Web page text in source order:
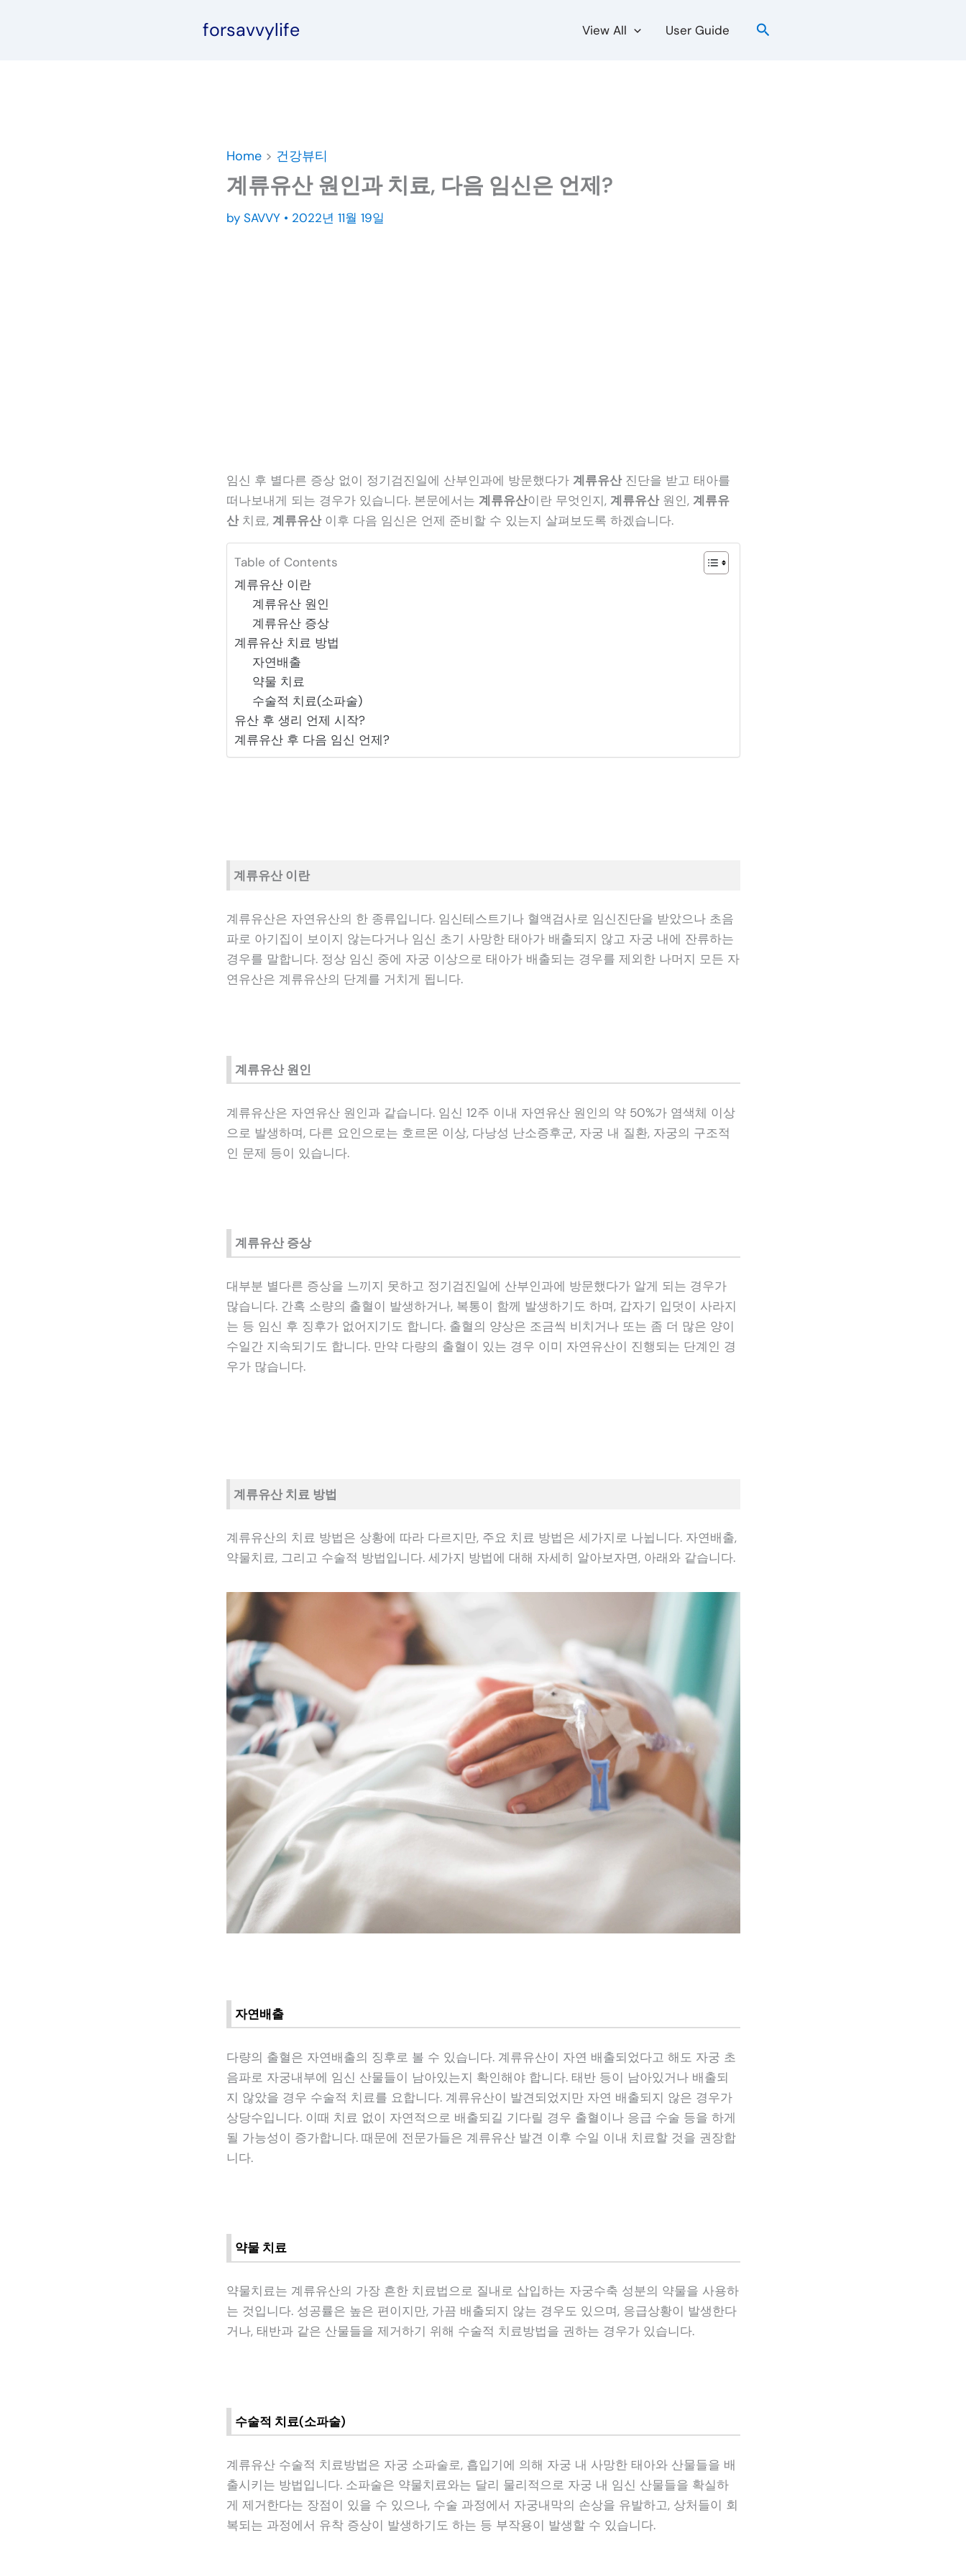
forsavvylife View All User Guide
검
Home> 건강뷰티
계류유산 원인과 치료, 다음 임신은 언제?
by SAVVY • 2022년 11월 19일
임신 후 별다른 증상 없이 정기검진일에 산부인과에 방문했다가 계류유산진단을 받고 태아를
떠나보내게 되는 경우가 있습니다. 본문에서는 계류유산이란 무엇인지, 계류유산원인, 계류유
산치료, 계류유산이후 다음 임신은 언제 준비할 수 있는지 살펴보도록 하겠습니다.
Table of Contents
계류유산 이란
계류유산 원인
계류유산 증상
계류유산 치료 방법
자연배출
약물 치료
수술적 치료(소파술)
유산 후 생리 언제 시작?
계류유산 후 다음 임신 언제?
계류유산 이란
계류유산은 자연유산의 한 종류입니다. 임신테스트기나 혈액검사로 임신진단을 받았으나 초음
파로 아기집이 보이지 않는다거나 임신 초기 사망한 태아가 배출되지 않고 자궁 내에 잔류하는
경우를 말합니다. 정상 임신 중에 자궁 이상으로 태아가 배출되는 경우를 제외한 나머지 모든 자
연유산은 계류유산의 단계를 거치게 됩니다.
계류유산 원인
계류유산은 자연유산 원인과 같습니다. 임신 12주 이내 자연유산 원인의 약 50%가 염색체 이상
으로 발생하며, 다른 요인으로는 호르몬 이상, 다낭성 난소증후군, 자궁 내 질환, 자궁의 구조적
인 문제 등이 있습니다.
계류유산 증상
대부분 별다른 증상을 느끼지 못하고 정기검진일에 산부인과에 방문했다가 알게 되는 경우가
많습니다. 간혹 소량의 출혈이 발생하거나, 복통이 함께 발생하기도 하며, 갑자기 입덧이 사라지
는 등 임신 후 징후가 없어지기도 합니다. 출혈의 양상은 조금씩 비치거나 또는 좀 더 많은 양이
수일간 지속되기도 합니다. 만약 다량의 출혈이 있는 경우 이미 자연유산이 진행되는 단계인 경
우가 많습니다.
계류유산 치료 방법
계류유산의 치료 방법은 상황에 따라 다르지만, 주요 치료 방법은 세가지로 나뉩니다. 자연배출,
약물치료, 그리고 수술적 방법입니다. 세가지 방법에 대해 자세히 알아보자면, 아래와 같습니다.
자연배출
다량의 출혈은 자연배출의 징후로 볼 수 있습니다. 계류유산이 자연 배출되었다고 해도 자궁 초
음파로 자궁내부에 임신 산물들이 남아있는지 확인해야 합니다. 태반 등이 남아있거나 배출되
지 않았을 경우 수술적 치료를 요합니다. 계류유산이 발견되었지만 자연 배출되지 않은 경우가
상당수입니다. 이때 치료 없이 자연적으로 배출되길 기다릴 경우 출혈이나 응급 수술 등을 하게
될 가능성이 증가합니다. 때문에 전문가들은 계류유산 발견 이후 수일 이내 치료할 것을 권장합
니다.
약물 치료
약물치료는 계류유산의 가장 흔한 치료법으로 질내로 삽입하는 자궁수축 성분의 약물을 사용하
는 것입니다. 성공률은 높은 편이지만, 가끔 배출되지 않는 경우도 있으며, 응급상황이 발생한다
거나, 태반과 같은 산물들을 제거하기 위해 수술적 치료방법을 권하는 경우가 있습니다.
수술적 치료(소파술)
계류유산 수술적 치료방법은 자궁 소파술로, 흡입기에 의해 자궁 내 사망한 태아와 산물들을 배
출시키는 방법입니다. 소파술은 약물치료와는 달리 물리적으로 자궁 내 임신 산물들을 확실하
게 제거한다는 장점이 있을 수 있으나, 수술 과정에서 자궁내막의 손상을 유발하고, 상처들이 회
복되는 과정에서 유착 증상이 발생하기도 하는 등 부작용이 발생할 수 있습니다.